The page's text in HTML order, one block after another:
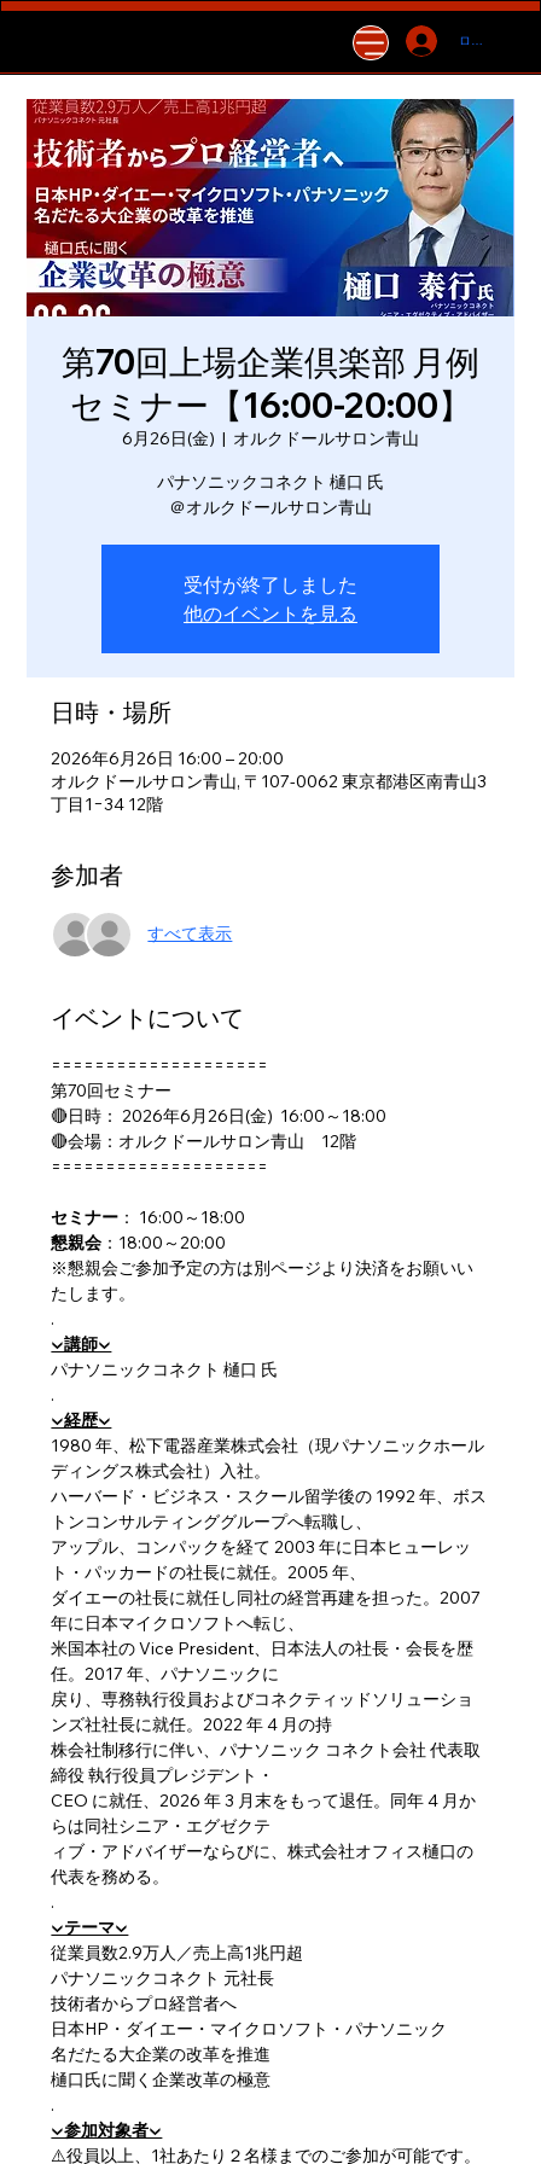
ログイン
第70回上場企業倶楽部 月例
セミナー【16:00-20:00】
6月26日(金)
  |
オルクドールサロン青山
パナソニックコネクト 樋口 氏
＠オルクドールサロン青山
受付が終了しました
他のイベントを見る
日時・場所
2026年6月26日 16:00 – 20:00
オルクドールサロン青山, 〒107-0062 東京都港区南青山3
丁目1−34 12階
参加者
すべて表示
イベントについて
====================
第70回セミナー
🔴日時： 2026年6月26日(金)  16:00～18:00
🔴会場：オルクドールサロン青山　12階
====================
セミナー ： 16:00～18:00
懇親会 ：18:00～20:00
※懇親会ご参加予定の方は別ページより決済をお願いい
たします。
.
▼講師▼
パナソニックコネクト 樋口 氏
.
▼経歴▼
1980 年、松下電器産業株式会社（現パナソニックホール
ディングス株式会社）入社。
ハーバード・ビジネス・スクール留学後の 1992 年、ボス
トンコンサルティンググループへ転職し、
アップル、コンパックを経て 2003 年に日本ヒューレッ
ト・パッカードの社長に就任。2005 年、
ダイエーの社長に就任し同社の経営再建を担った。2007
年に日本マイクロソフトへ転じ、
米国本社の Vice President、日本法人の社長・会長を歴
任。2017 年、パナソニックに
戻り、専務執行役員およびコネクティッドソリューショ
ンズ社社長に就任。2022 年 4 月の持
株会社制移行に伴い、パナソニック コネクト会社 代表取
締役 執行役員プレジデント・
CEO に就任、2026 年 3 月末をもって退任。同年 4 月か
らは同社シニア・エグゼクテ
ィブ・アドバイザーならびに、株式会社オフィス樋口の
代表を務める。
.
▼テーマ▼
従業員数2.9万人／売上高1兆円超
パナソニックコネクト 元社長
技術者からプロ経営者へ
日本HP・ダイエー・マイクロソフト・パナソニック
名だたる大企業の改革を推進
樋口氏に聞く企業改革の極意
.
▼参加対象者▼
⚠️役員以上、1社あたり２名様までのご参加が可能です。